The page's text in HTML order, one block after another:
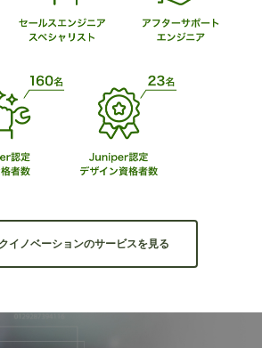
イノベーションのサービスを見る